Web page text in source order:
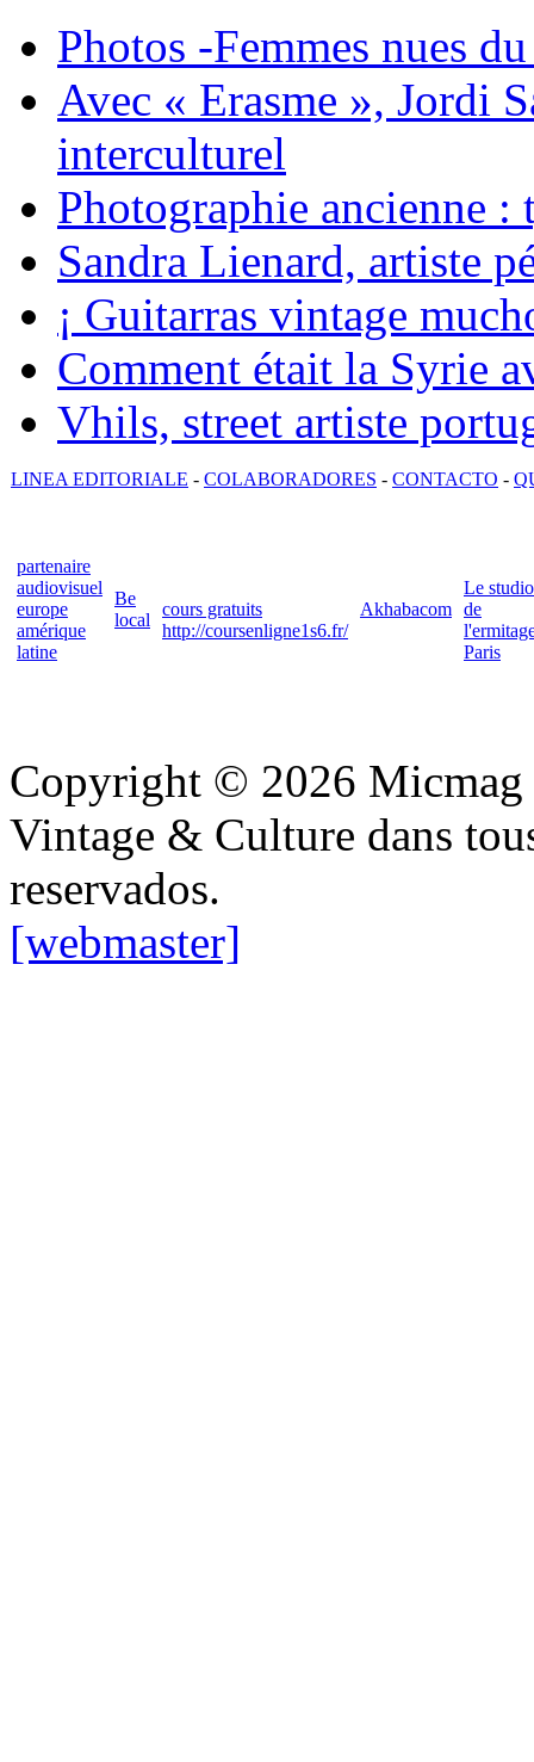
Photos -Femmes nues
Avec « Erasme », Jordi
interculturel
Photographie ancienne :
Sandra Lienard, artiste
¡ Guitarras vintage
Comment était la Syrie
Vhils, street artiste
LINEA EDITORIALE - COLABORADORES - CONTACTO -
partenaire
audiovisuel
europe
amérique
latine
Be
local
cours gratuits
http://coursenligne1s6.fr/
Akhabacom
Le studio
de
Paris
Copyright © 2026 Micmag
Vintage & Culture dans
reservados.
[webmaster]